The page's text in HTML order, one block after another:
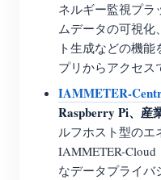
ネルギー監視プラ
ムデータの可視化
ト生成などの機
プリからアクセス
IAMMETER-
Raspberry Pi、産
ルフホスト型のエ
IAMMETER-
なデータプライバ